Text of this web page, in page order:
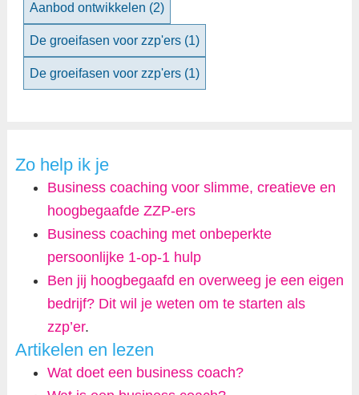
Aanbod ontwikkelen (2)
De groeifasen voor zzp'ers (1)
De groeifasen voor zzp'ers (1)
Zo help ik je
Business coaching voor slimme, creatieve en
hoogbegaafde ZZP-ers
Business coaching met onbeperkte
persoonlijke 1-op-1 hulp
Ben jij hoogbegaafd en overweeg je een eigen
bedrijf? Dit wil je weten om te starten als
zzp’er.
Artikelen en lezen
Wat doet een business coach?